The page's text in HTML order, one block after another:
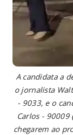
A candidata a
o jornalista
- 9033, e o
Carlos - 90009
chegarem ao